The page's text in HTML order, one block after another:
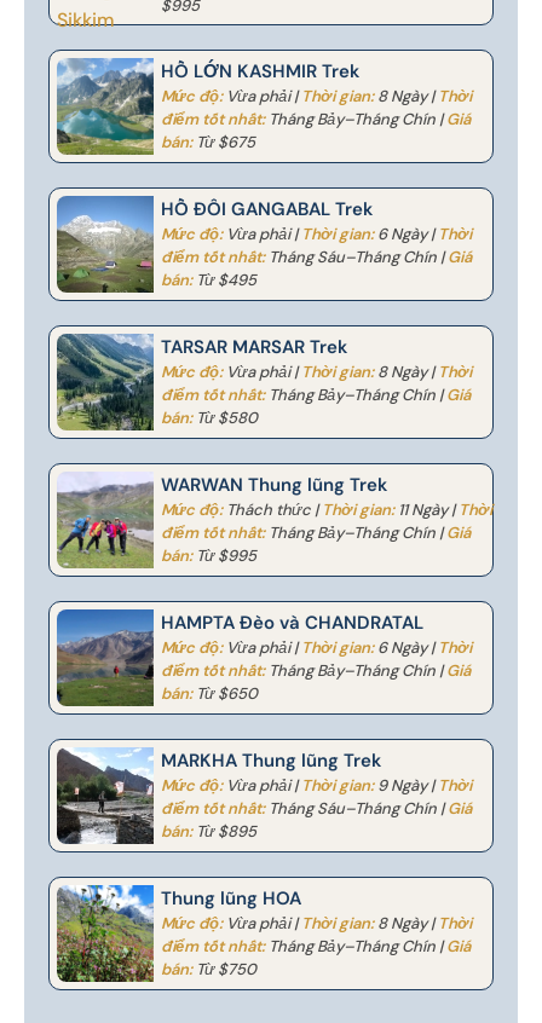
$995
HỒ LỚN KASHMIR Trek
Mức độ:Vừa phải |Thời gian:8 Ngày |Thời
điểm tốt nhất:Tháng Bảy–Tháng Chín |Giá
bán:Từ $675
HỒ ĐÔI GANGABAL Trek
Mức độ:Vừa phải |Thời gian:6 Ngày |Thời
điểm tốt nhất:Tháng Sáu–Tháng Chín |Giá
bán:Từ $495
TARSAR MARSAR Trek
Mức độ:Vừa phải |Thời gian:8 Ngày |Thời
điểm tốt nhất:Tháng Bảy–Tháng Chín |Giá
bán:Từ $580
WARWAN Thung lũng Trek
Mức độ:Thách thức |Thời gian:11 Ngày |Thời
điểm tốt nhất:Tháng Bảy–Tháng Chín |Giá
bán:Từ $995
HAMPTA Đèo và CHANDRATAL
Mức độ:Vừa phải |Thời gian:6 Ngày |Thời
điểm tốt nhất:Tháng Bảy–Tháng Chín |Giá
bán:Từ $650
MARKHA Thung lũng Trek
Mức độ:Vừa phải |Thời gian:9 Ngày |Thời
điểm tốt nhất:Tháng Sáu–Tháng Chín |Giá
bán:Từ $895
Thung lũng HOA
Mức độ:Vừa phải |Thời gian:8 Ngày |Thời
điểm tốt nhất:Tháng Bảy–Tháng Chín |Giá
bán:Từ $750